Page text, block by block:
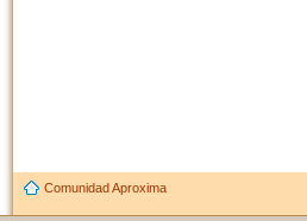
Comunidad Aproxima